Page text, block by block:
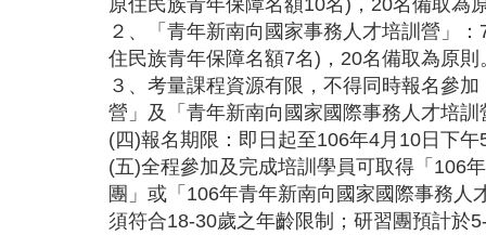
２、「青年新南向國家事務人才培訓營」
住民族青年保障名額7名)，20名備取為原則
３、考量課程資源有限，不得同時報名參
營」及「青年新南向國家國際事務人才培訓
(四)報名期限：即日起至106年4月10日下午
(五)全程參加及完成培訓學員可取得「106
團」或「106年青年新南向國家國際事務人
須符合18-30歲之年齡限制；研習團預計於